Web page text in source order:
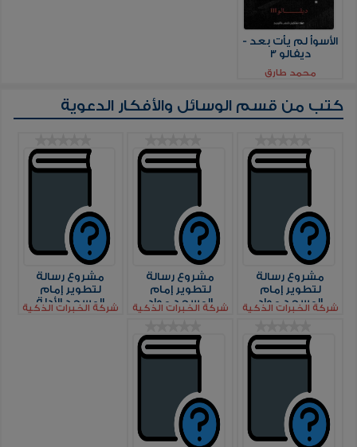
الأسوأ لم يأت بعد -
ديفالو 3
محمد طارق
كتب من قسم الوسائل والأفكار الدعوية
مشروع رسالة
لتطوير إمام
المسجد مواد
التعليم الذاتي بناء
الجهات والقطاعات
ذات العلاقة
شركة الخبرات الذكية
مشروع رسالة
لتطوير إمام
المسجد مواد
التعليم الذاتي دور
موسم العبادة
شركة الخبرات الذكية
مشروع رسالة
لتطوير إمام
المسجد الأدلة
الإجرائية دليل إنشاء
شركة الخبرات الذكية